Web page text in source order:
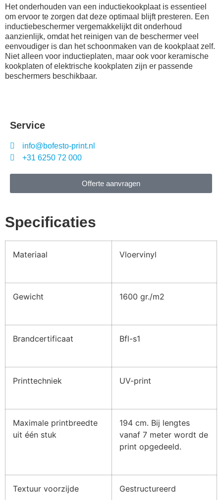
Het onderhouden van een inductiekookplaat is essentieel
om ervoor te zorgen dat deze optimaal blijft presteren. Een
inductiebeschermer vergemakkelijkt dit onderhoud
aanzienlijk, omdat het reinigen van de beschermer veel
eenvoudiger is dan het schoonmaken van de kookplaat zelf.
Niet alleen voor inductieplaten, maar ook voor keramische
kookplaten of elektrische kookplaten zijn er passende
beschermers beschikbaar.
Service
info@bofesto-print.nl
+31 6250 72 000
Offerte aanvragen
Specificaties
Materiaal Vloervinyl
Gewicht 1600 gr./m2
Brandcertificaat Bfl-s1
Printtechniek UV-print
Maximale printbreedte
uit één stuk
194 cm. Bij lengtes
vanaf 7 meter wordt de
print opgedeeld.
Textuur voorzijde Gestructureerd